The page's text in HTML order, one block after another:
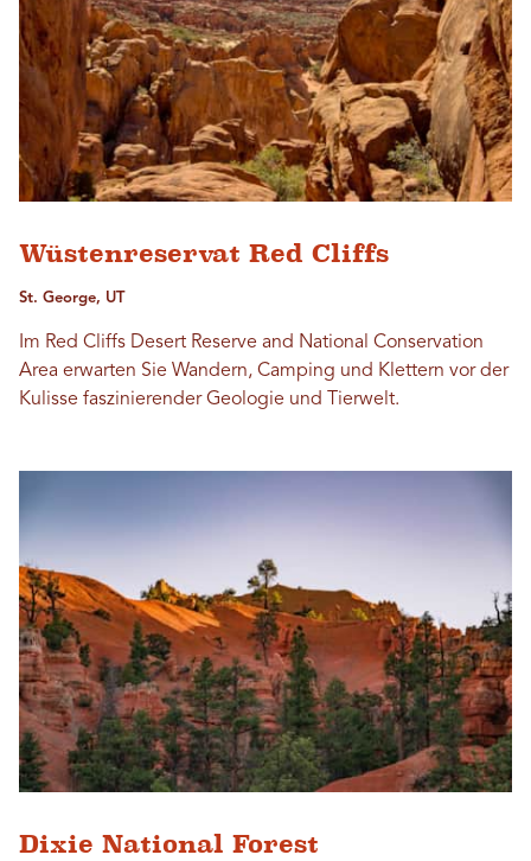
Wüstenreservat Red Cliffs
St. George, UT
Im Red Cliffs Desert Reserve and National Conservation
Area erwarten Sie Wandern, Camping und Klettern vor der
Kulisse faszinierender Geologie und Tierwelt.
Dixie National Forest